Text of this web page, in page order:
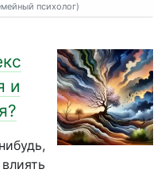
психолог)
и